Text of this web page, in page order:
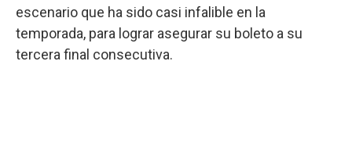
escenario que ha sido casi infalible en la
temporada, para lograr asegurar su boleto a su
tercera final consecutiva.